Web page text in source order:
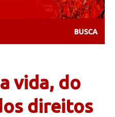
vida, do
direitos